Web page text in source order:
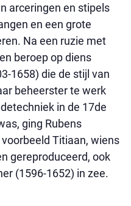
arceringen en stipels
en een grote
Na een ruzie met
beroep op diens
1658) die de stijl van
beheerster te werk
in de 17de
ging Rubens
Titiaan, wiens
gereproduceerd, ook
(1596-1652) in zee.